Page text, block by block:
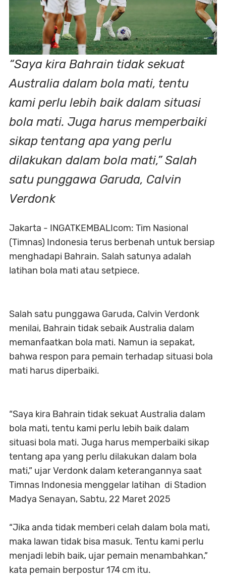
“Saya kira Bahrain tidak sekuat
Australia dalam bola mati, tentu
kami perlu lebih baik dalam situasi
bola mati. Juga harus memperbaiki
sikap tentang apa yang perlu
dilakukan dalam bola mati,” Salah
satu punggawa Garuda, Calvin
Verdonk
Jakarta - INGATKEMBALIcom: Tim Nasional
(Timnas) Indonesia terus berbenah untuk bersiap
menghadapi Bahrain. Salah satunya adalah
latihan bola mati atau setpiece.
Salah satu punggawa Garuda, Calvin Verdonk
menilai, Bahrain tidak sebaik Australia dalam
memanfaatkan bola mati. Namun ia sepakat,
bahwa respon para pemain terhadap situasi bola
mati harus diperbaiki.
“Saya kira Bahrain tidak sekuat Australia dalam
bola mati, tentu kami perlu lebih baik dalam
situasi bola mati. Juga harus memperbaiki sikap
tentang apa yang perlu dilakukan dalam bola
mati,” ujar Verdonk dalam keterangannya saat
Timnas Indonesia menggelar latihan di Stadion
Madya Senayan, Sabtu, 22 Maret 2025
“Jika anda tidak memberi celah dalam bola mati,
maka lawan tidak bisa masuk. Tentu kami perlu
menjadi lebih baik, ujar pemain menambahkan,”
kata pemain berpostur 174 cm itu.